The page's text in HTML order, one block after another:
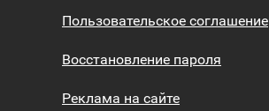
Пользовательское соглашение
Восстановление пароля
Реклама на сайте